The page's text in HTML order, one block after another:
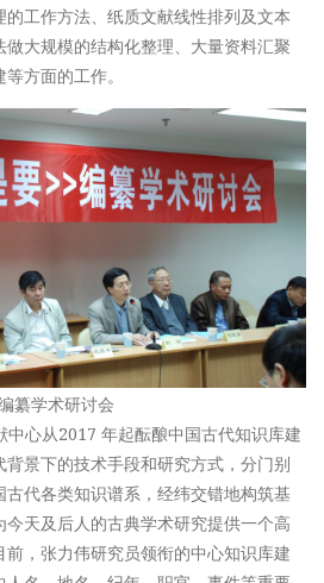
工作方法、纸质文献线性排列及文本
大规模的结构化整理、大量资料汇聚
方面的工作。
纂学术研讨会
中心从2017 年起酝酿中国古代知识库建
景下的技术手段和研究方式，分门别
代各类知识谱系，经纬交错地构筑基
天及后人的古典学术研究提供一个高
，张力伟研究员领衔的中心知识库建